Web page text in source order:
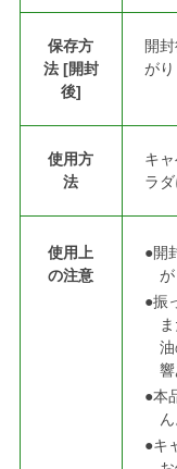
保存方
法 [開封
後]
開
がり
使用方
法
キ
ラ
使用上
の注意
●開
が
●振
響
●本
ん
●キ